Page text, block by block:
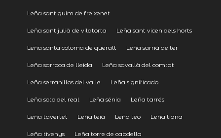
Leña sant guim de freixenet
Leña sant julià de vilatorta Leña sant vicen dels horts
Leña santa coloma de queralt Leña sarrià de ter
Leña sarroca de lleida Leña savallà del comtat
Leña serranillos del valle Leña significado
Leña soto del real Leña sénia Leña tarrés
Leña tavertet Leña teià Leña teo Leña tiana
Leña tivenys Leña torre de cabdella